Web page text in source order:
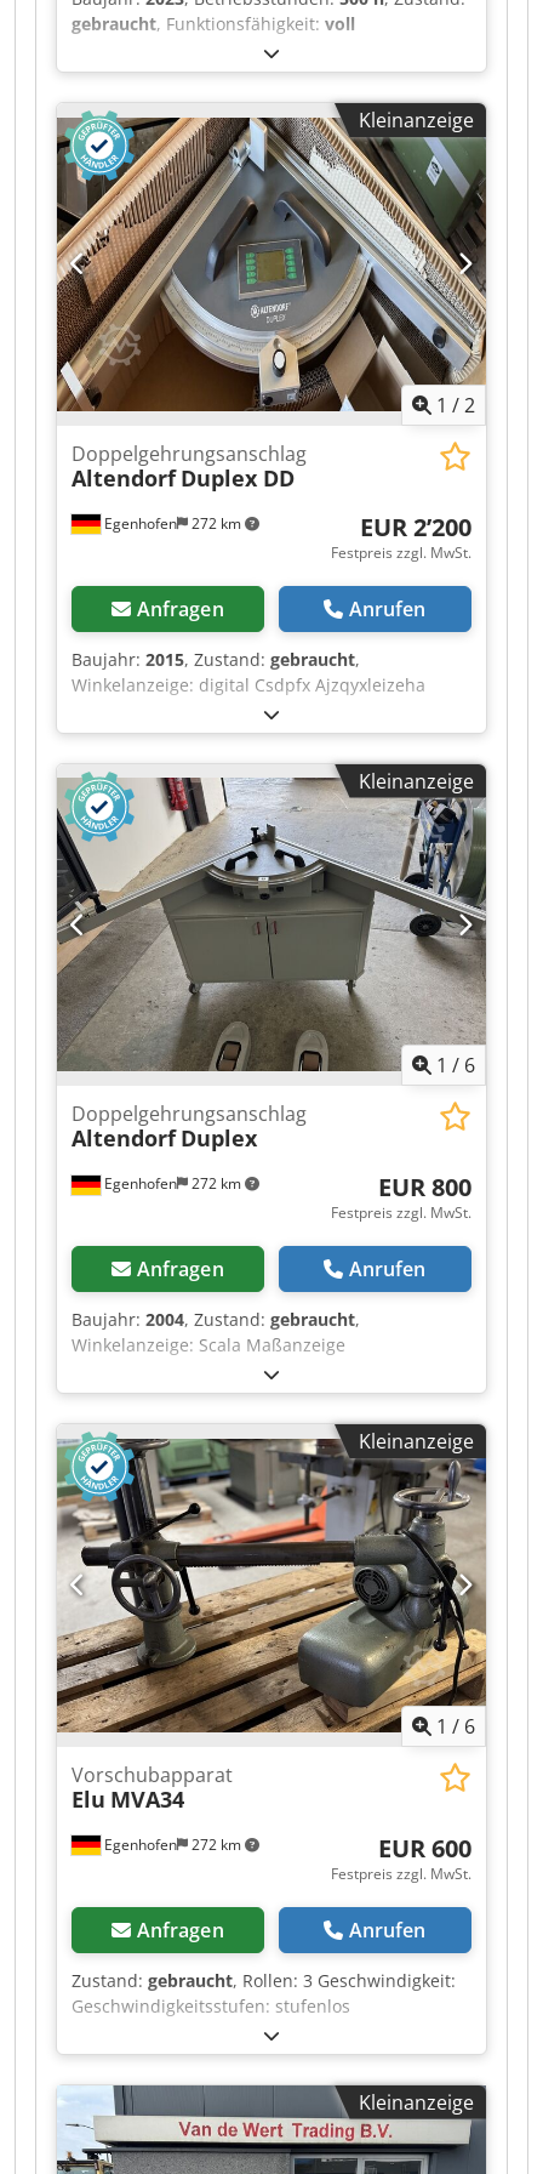
gebraucht, Funktionsfähigkeit: voll
, Maschinen-/Fahrzeugnummer:
Typ / Modell: NF-LC-M 500, Typ / Modell: NF-LC-
M 500 Laserleistung: 500 Watt Spot-Modus: Multi
Wassergekühlt Max. Pulsenergie (mJ): 15
Arbeitsabstand / Scanbreite: 185 – 438 mm / 105
– 300 mm 20 µm Rost (m²/h): 13,9 Chsdpfx Aiozq
H Uajzsa 20 µm Ölverschmutzung (m²/h): 15,3 20
µm Farbe / Lack (m²/h): 10,5 5 µm verzinktes
Blech (m²/h): 2,0 Boden- oder Wandflächen
(m²/h): 16,2 Autolack (m²/h): 2,2
Leistungsaufnahme: 3 kW Spannung / Hz: 230 V /
50 Hz Abmessungen (cm L x B x H): 95 x 61 x 103
Gewicht (kg): 177
Kleinanzeige
1 /2
Egenhofen 272 km
Doppelgehrungsanschlag
Altendorf Duplex DD
EUR 2’200
Festpreis zzgl. MwSt.
Anfragen Anrufen
Baujahr: 2015, Zustand: gebraucht,
Winkelanzeige: digital Csdpfx Ajzqyxleizeha
Maßanzeige Ablängklappen: digital
Kleinanzeige
1 / 6
Egenhofen 272 km
Doppelgehrungsanschlag
Altendorf Duplex
EUR 800
Festpreis zzgl. MwSt.
Anfragen Anrufen
Baujahr: 2004, Zustand: gebraucht,
Winkelanzeige: Scala Maßanzeige
Ablängklappen: Scala Cedpfx Aezqyxrsizjha
Kleinanzeige
1 / 6
Egenhofen 272 km
Vorschubapparat
Elu MVA34
EUR 600
Festpreis zzgl. MwSt.
Anfragen Anrufen
Zustand: gebraucht, Rollen: 3 Geschwindigkeit:
Geschwindigkeitsstufen: stufenlos
Kleinanzeige